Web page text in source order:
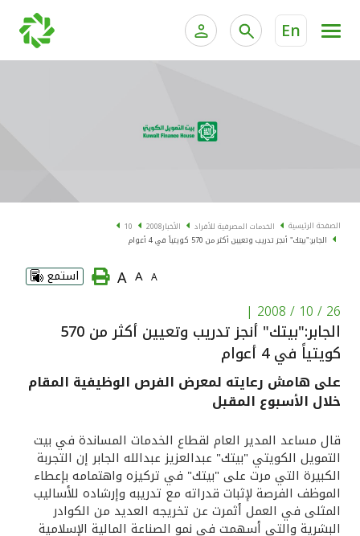
En
الخدمات المصرفية الإلكترونية للشركات
البطاقات
"برامج العملاء"
الاستثمار
القنوات المصرفية
أدوات وخدمات
خدمات ما بعد البيع
الصفحة الرئيسية الخدمات المصرفية للأفراد الأخبار2008
10
الجابر:"بيتك" أنجز تدريب وتعيين أكثر من 570 كويتياً في 4 أعوام
A
A
A استمع
26 / 10 / 2008
|
الجابر:"بيتك" أنجز تدريب وتعيين أكثر من 570
كويتياً في 4 أعوام
على هامش رعايته لمعرض الفرص الوظيفية المقام
خلال الأسبوع المقبل
قال مساعد المدير العام لقطاع الخدمات المساندة في بيت
التمويل الكويتي "بيتك" عبدالعزيز عبدالله الجابر إن التجربة
الكبيرة التي مرت على "بيتك" في تركيزه واهتمامه بإعطاء
الموظف الفرصة لإثبات قدراته مع تدريبه وإرشاده للأساليب
المثلى في العمل أثمرت عن تخريجه العديد من الكوادر
البشرية والتي أسهمت في نمو الصناعة المالية الإسلامية